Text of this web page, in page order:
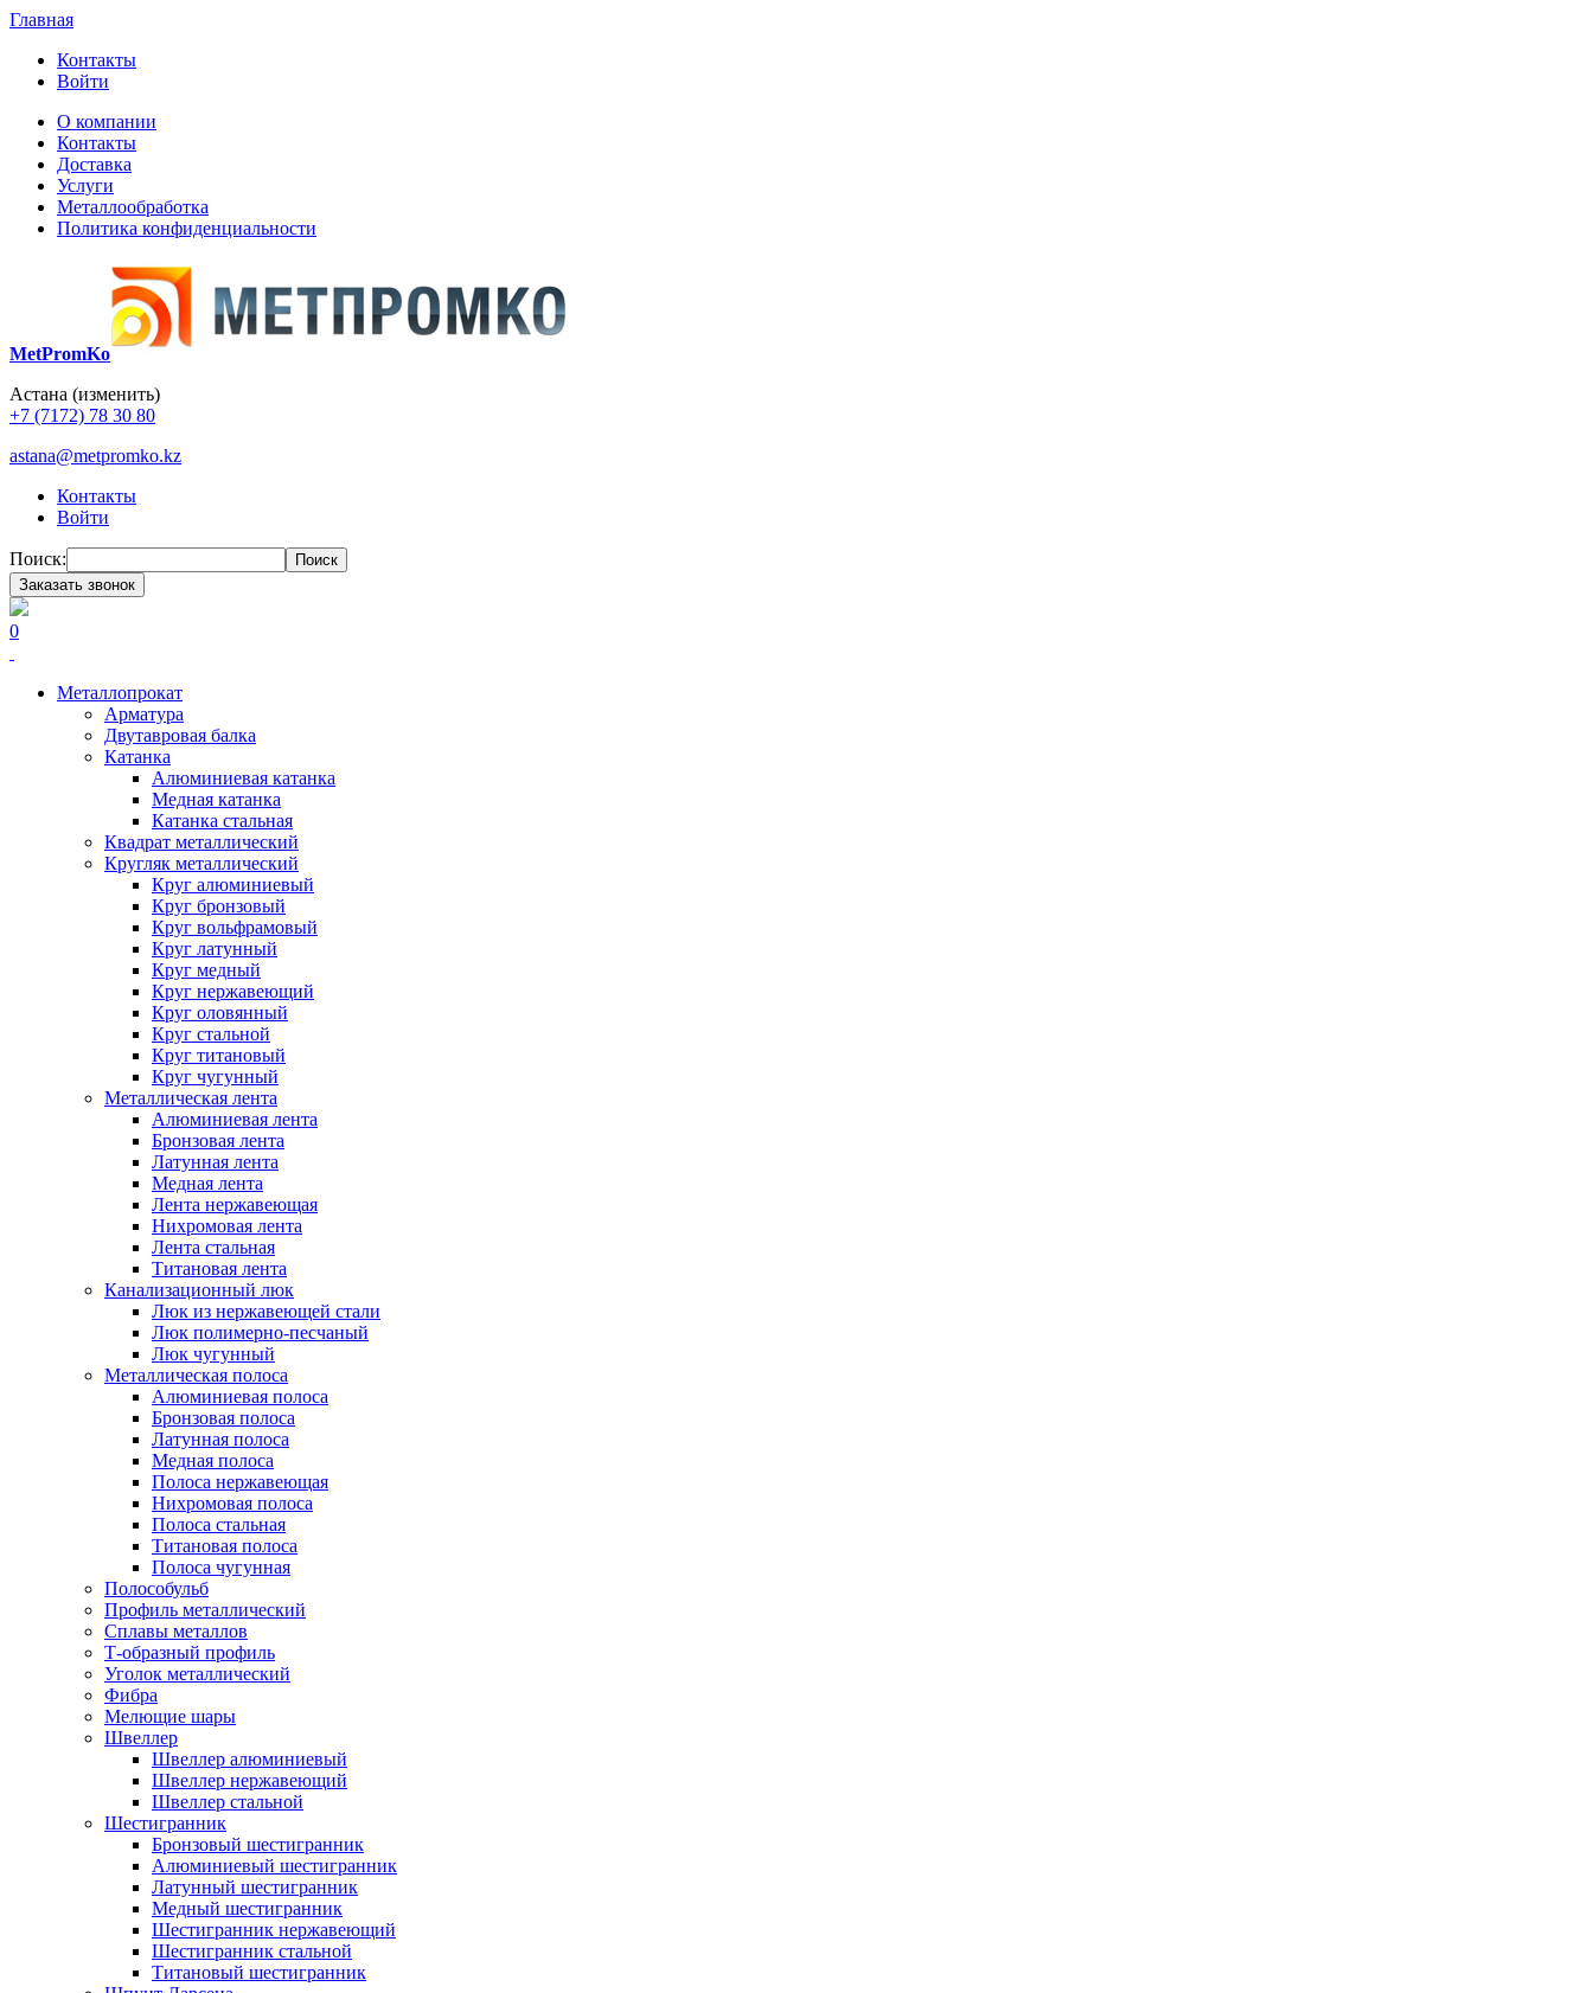
Главная
Контакты
Войти
О компании
Контакты
Доставка
Услуги
Металлообработка
Политика конфиденциальности
MetPromKo
Астана (изменить)
+7 (7172) 78 30 80
astana@metpromko.kz
Контакты
Войти
Поиск:
Поиск
Заказать звонок
0
Металлопрокат
Арматура
Двутавровая балка
Катанка
Алюминиевая катанка
Медная катанка
Катанка стальная
Квадрат металлический
Кругляк металлический
Круг алюминиевый
Круг бронзовый
Круг вольфрамовый
Круг латунный
Круг медный
Круг нержавеющий
Круг оловянный
Круг стальной
Круг титановый
Круг чугунный
Металлическая лента
Алюминиевая лента
Бронзовая лента
Латунная лента
Медная лента
Лента нержавеющая
Нихромовая лента
Лента стальная
Титановая лента
Канализационный люк
Люк из нержавеющей стали
Люк полимерно-песчаный
Люк чугунный
Металлическая полоса
Алюминиевая полоса
Бронзовая полоса
Латунная полоса
Медная полоса
Полоса нержавеющая
Нихромовая полоса
Полоса стальная
Титановая полоса
Полоса чугунная
Полособульб
Профиль металлический
Сплавы металлов
Т-образный профиль
Уголок металлический
Фибра
Мелющие шары
Швеллер
Швеллер алюминиевый
Швеллер нержавеющий
Швеллер стальной
Шестигранник
Бронзовый шестигранник
Алюминиевый шестигранник
Латунный шестигранник
Медный шестигранник
Шестигранник нержавеющий
Шестигранник стальной
Титановый шестигранник